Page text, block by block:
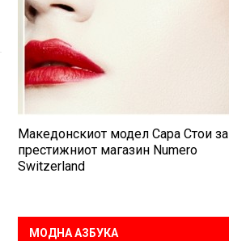
Македонскиот модел Сара Стои за
престижниот магазин Numero
Switzerland
МОДНА АЗБУКА